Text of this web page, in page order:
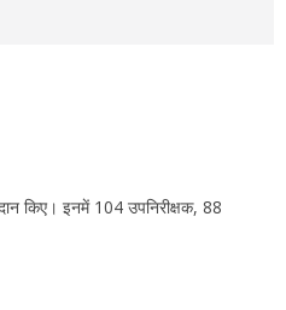
किए। इनमें 104 उपनिरीक्षक, 88